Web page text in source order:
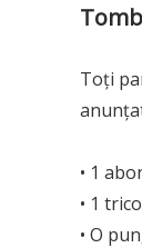
Toți
• 1
• 1
• O